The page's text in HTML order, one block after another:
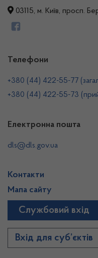
03115, м. Київ, просп.
Телефони
+380 (44) 422-55-77
+380 (44) 422-55-73
Електронна пошта
dls@dls.gov.ua
Контакти
Мапа сайту
Службовий вхід
Вхід для суб’єктів